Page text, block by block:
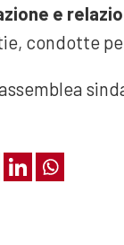
e
condotte